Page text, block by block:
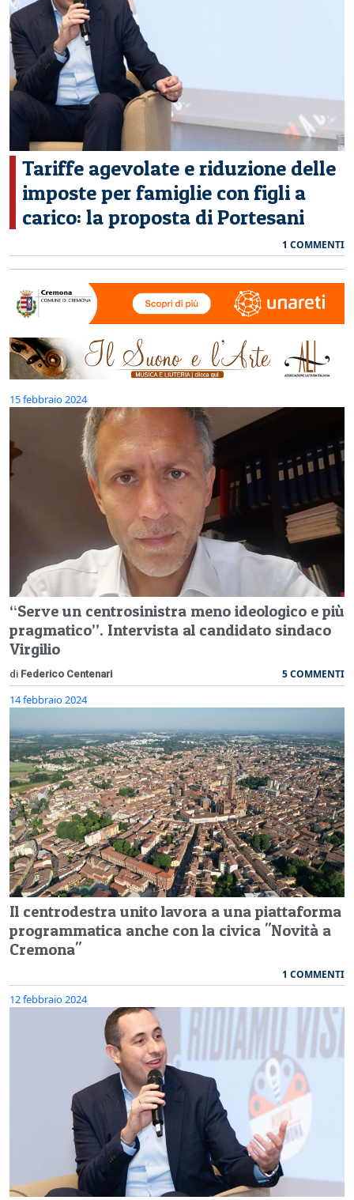
CERCA
Tariffe agevolate e riduzione delle
imposte per famiglie con figli a
carico: la proposta di Portesani
1 COMMENTI
15 febbraio 2024
“Serve un centrosinistra meno ideologico e più
pragmatico”. Intervista al candidato sindaco
Virgilio
di Federico Centenari 5 COMMENTI
14 febbraio 2024
Il centrodestra unito lavora a una piattaforma
programmatica anche con la civica "Novità a
Cremona"
1 COMMENTI
12 febbraio 2024